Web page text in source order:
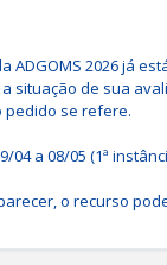
2026 já
situação de sua
pedido se refere.
a 08/05 (1ª
o recurso